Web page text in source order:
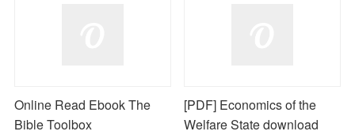
Online Read Ebook The
Bible Toolbox
[PDF] Economics of the
Welfare State download